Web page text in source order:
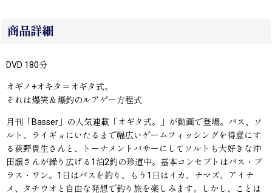
商品詳細
DVD 180分
オギノ+オキタ＝オギタ式。
それは爆笑＆爆釣のルアゲー方程式
月刊「Basser」の人気連載「オギタ式。」が動画で登場。バス、ソ
ルト、ライギョにいたるまで幅広いゲームフィッシングを得意にす
る荻野貴生さんと、トーナメントバサーにしてソルトも大好きな沖
田譲さんが繰り広げる1泊2釣の珍道中。基本コンセプトはバス・プ
ラス・ワン。1日はバスを釣り、もう1日はイカ、ナマズ、アイナ
メ、タチウオと自由な発想で釣り旅を楽しみます。しかし、ことは